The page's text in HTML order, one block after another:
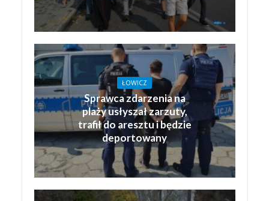
ŁOWICZ
Sprawca zdarzenia na
plaży usłyszał zarzuty,
trafił do aresztu i będzie
deportowany